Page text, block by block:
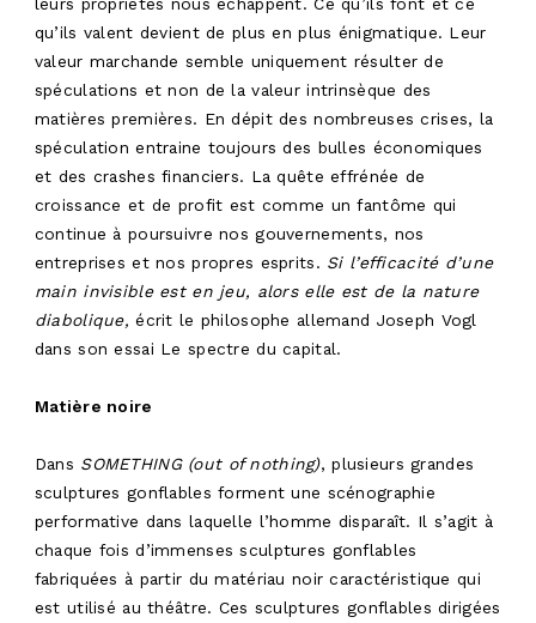
INFOS
RESIDENCE
AGENDA
qu’ils valent devient de plus en plus énigmatique. Leur
valeur marchande semble uniquement résulter de
spéculations et non de la valeur intrinsèque des
matières premières. En dépit des nombreuses crises, la
spéculation entraine toujours des bulles économiques
et des crashes financiers. La quête effrénée de
croissance et de profit est comme un fantôme qui
continue à poursuivre nos gouvernements, nos
entreprises et nos propres esprits. Si l’efficacité d’une
main invisible est en jeu, alors elle est de la nature
diabolique,écrit le philosophe allemand Joseph Vogl
dans son essai Le spectre du capital.
Matière noire
Dans SOMETHING (out of nothing), plusieurs grandes
sculptures gonflables forment une scénographie
performative dans laquelle l’homme disparaît. Il s’agit à
chaque fois d’immenses sculptures gonflables
fabriquées à partir du matériau noir caractéristique qui
est utilisé au théâtre. Ces sculptures gonflables dirigées